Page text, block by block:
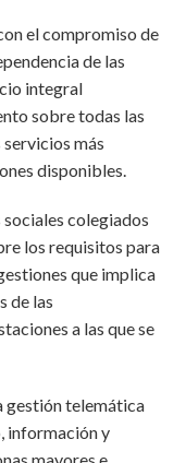
el compromiso de
de las
integral
sobre todas las
más
disponibles.
colegiados
los requisitos para
que implica
de las
a las que se
gestión telemática
información y